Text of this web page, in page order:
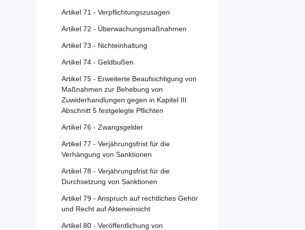
Abschnitt 5 - Zusätzliche Verpflichtungen in
Risiken für Anbieter von sehr großen Online-
Plattformen und sehr großen Online-
Artikel 33 - Sehr große Online-Plattformen
und sehr große Online-Suchmaschinen
Artikel 34 - Risikobewertung
Artikel 35 - Risikominderung
Artikel 36 - Krisenreaktionsmechanismus
Artikel 38 - Empfehlungssysteme
Artikel 39 - Zusätzliche Transparenz der
Online-Werbung
Artikel 40 - Datenzugang und Kontrolle
Artikel 71 - Verpflichtungszusagen
Artikel 72 - Überwachungsmaßnahmen
Artikel 73 - Nichteinhaltung
Artikel 74 - Geldbußen
Artikel 75 - Erweiterte Beaufsichtigung von
Maßnahmen zur Behebung von
Zuwiderhandlungen gegen in Kapitel III
Abschnitt 5 festgelegte Pflichten
Artikel 76 - Zwangsgelder
Artikel 77 - Verjährungsfrist für die
Verhängung von Sanktionen
Artikel 78 - Verjährungsfrist für die
Durchsetzung von Sanktionen
Artikel 79 - Anspruch auf rechtliches Gehör
und Recht auf Akteneinsicht
Artikel 80 - Veröffentlichung von